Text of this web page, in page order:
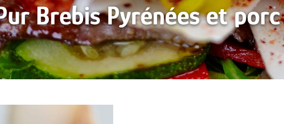
Brebis Pyrénées et